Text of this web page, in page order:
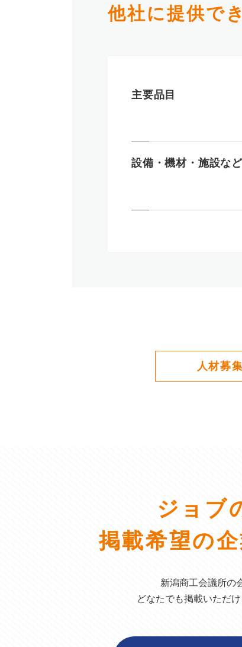
他社に提供で
主要品⽬
設備・機材・施設など
人材募
ジョブ
掲載希望の
新潟商工会議所の
どなたでも掲載いただ